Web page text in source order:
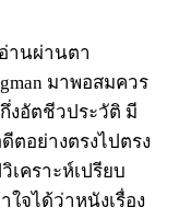
านผ่านตา
มาพอสมควร
งอัตชีวประวัติ มี
ตอย่างตรงไปตรง
คราะห์เปรียบ
จได้ว่าหนังเรื่อง